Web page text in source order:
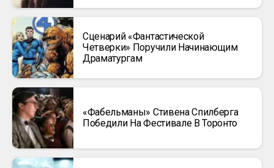
Сценарий «Фантастической
Четверки» Поручили Начинающим
Драматургам
«Фабельманы» Стивена Спилберга
Победили На Фестивале В Торонто